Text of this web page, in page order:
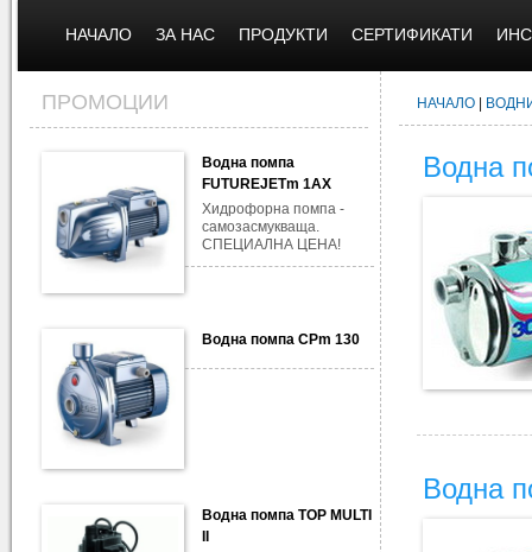
НАЧАЛО ЗА НАС ПРОДУКТИ СЕРТИФИКАТИ
ПРОМОЦИИ
Водна помпа
FUTUREJETm 1AX
Хидрофорна помпа -
самозасмукваща.
СПЕЦИАЛНА ЦЕНА!
Водна помпа CPm 130
Водна помпа TOP MULTI
НАЧАЛО
Водна
Водна